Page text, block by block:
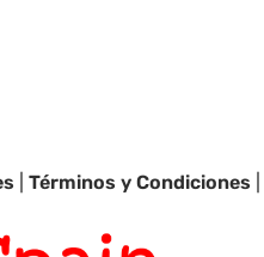
Términos y Condiciones